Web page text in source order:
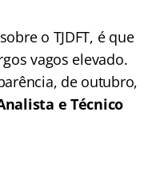
o TJDFT, é que
vagos elevado.
de outubro,
e Técnico